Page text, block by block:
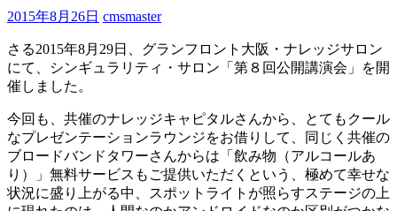
2015年8月26日 cmsmaster
さる2015年8月29日、グランフロント大阪・ナレッジサロン
にて、シンギュラリティ・サロン「第８回公開講演会」を開
催しました。
今回も、共催のナレッジキャピタルさんから、とてもクール
なプレゼンテーションラウンジをお借りして、同じく共催の
ブロードバンドタワーさんからは「飲み物（アルコールあ
り）」無料サービスもご提供いただくという、極めて幸せな
状況に盛り上がる中、スポットライトが照らすステージの上